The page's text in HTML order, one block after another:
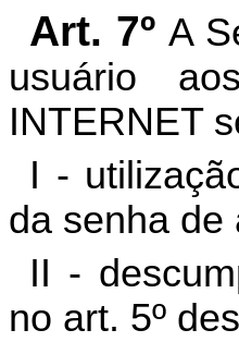
Art. 7ºA
usuário
INTERNET
I -
da senha de
II -
no art. 5º